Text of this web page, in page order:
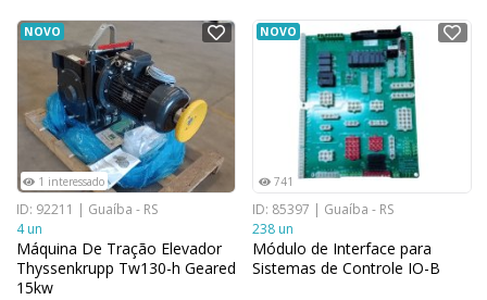
NOVO
1 interessado
ID: 92211 | Guaíba - RS
4 un
Máquina De Tração Elevador
Thyssenkrupp Tw130-h Geared
15kw
NOVO
741
ID: 85397 | Guaíba - RS
238 un
Módulo de Interface para
Sistemas de Controle IO-B